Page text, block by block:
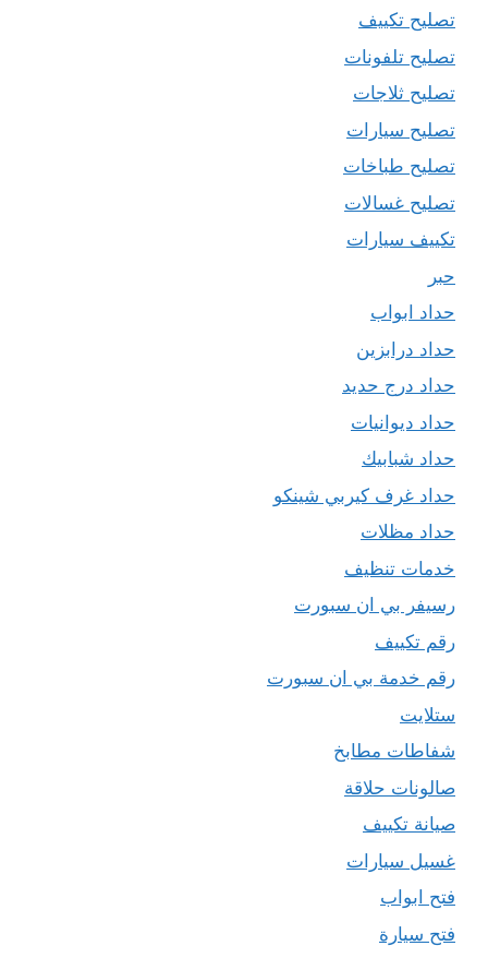
تصليح تكييف
تصليح تلفونات
تصليح ثلاجات
تصليح سيارات
تصليح طباخات
تصليح غسالات
تكييف سيارات
حبر
حداد ابواب
حداد درابزين
حداد درج حديد
حداد ديوانيات
حداد شبابيك
حداد غرف كيربي شينكو
حداد مظلات
خدمات تنظيف
رسيفر بي ان سبورت
رقم تكييف
رقم خدمة بي ان سبورت
ستلايت
شفاطات مطابخ
صالونات حلاقة
صيانة تكييف
غسيل سيارات
فتح ابواب
فتح سيارة